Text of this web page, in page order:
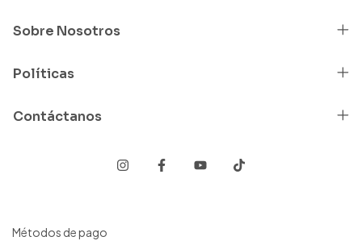
Sobre Nosotros
Políticas
Contáctanos
Métodos de pago